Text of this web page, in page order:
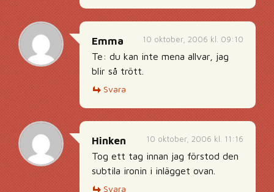
10 oktober, 2006 kl. 09:10
Emma
Te: du kan inte mena allvar, jag
blir så trött.
Svara
10 oktober, 2006 kl. 11:16
Hinken
Tog ett tag innan jag förstod den
subtila ironin i inlägget ovan.
Svara